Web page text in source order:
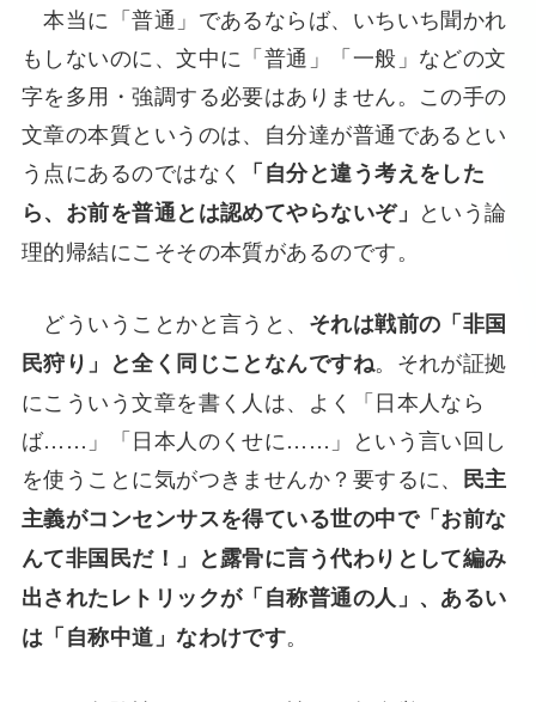
本当に「普通」であるならば、いちいち聞かれ
もしないのに、文中に「普通」「一般」などの文
字を多用・強調する必要はありません。この手の
文章の本質というのは、自分達が普通であるとい
う点にあるのではなく
「自分と違う考えをした
ら、お前を普通とは認めてやらないぞ」 という論
理的帰結にこそその本質があるのです。
どういうことかと言うと、 それは戦前の「非国
民狩り」と全く同じことなんですね。それが証拠
にこういう文章を書く人は、よく「日本人なら
ば……」「日本人のくせに……」という言い回し
を使うことに気がつきませんか？要するに、 民主
主義がコンセンサスを得ている世の中で「お前な
んて非国民だ！」と露骨に言う代わりとして編み
出されたレトリックが「自称普通の人」、あるい
は「自称中道」なわけです。